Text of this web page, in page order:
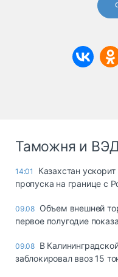
Таможня и
14:01
Казахстан
пропуска на границе с
09.08 Объем внешней
первое полугодие
09.08 В
заблокировал ввоз 15